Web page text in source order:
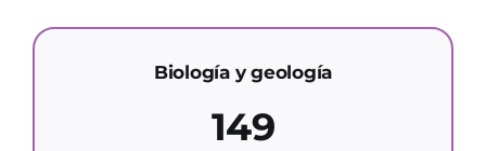
Biología y geología
149